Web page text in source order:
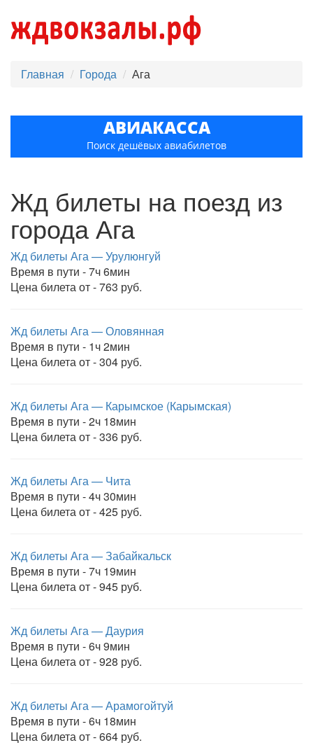
Главная Города Ага
АВИАКАССА
Поиск дешёвых авиабилетов
Жд билеты на поезд из
города Ага
Жд билеты Ага — Урулюнгуй
Время в пути - 7ч 6мин
Цена билета от - 763 руб.
Жд билеты Ага — Оловянная
Время в пути - 1ч 2мин
Цена билета от - 304 руб.
Жд билеты Ага — Карымское (Карымская)
Время в пути - 2ч 18мин
Цена билета от - 336 руб.
Жд билеты Ага — Чита
Время в пути - 4ч 30мин
Цена билета от - 425 руб.
Жд билеты Ага — Забайкальск
Время в пути - 7ч 19мин
Цена билета от - 945 руб.
Жд билеты Ага — Даурия
Время в пути - 6ч 9мин
Цена билета от - 928 руб.
Жд билеты Ага — Арамогойтуй
Время в пути - 6ч 18мин
Цена билета от - 664 руб.